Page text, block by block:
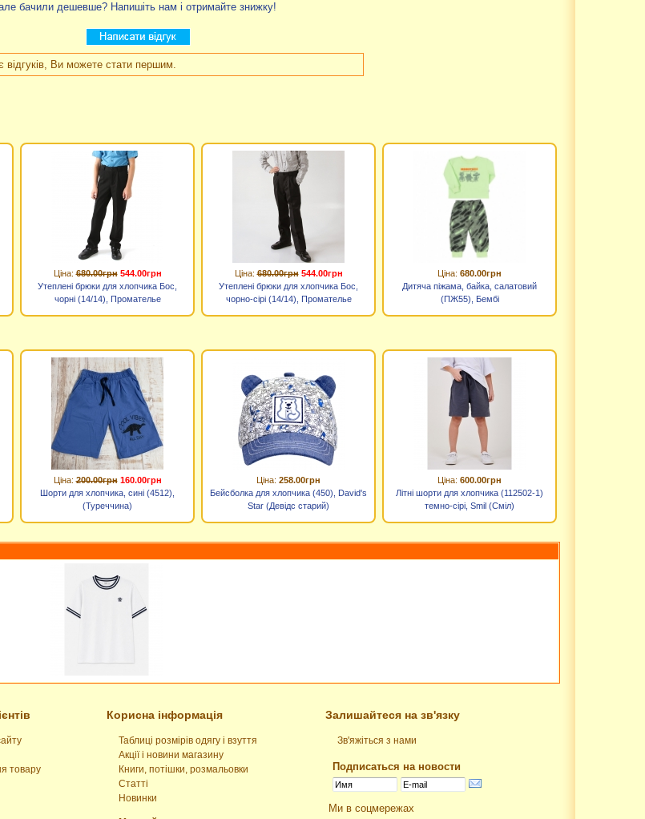
бачили дешевше? Напишіть нам і отримайте знижку!
відгуків, Ви можете стати першим.
Ціна:680.00грн 544.00грн
Утеплені брюки для хлопчика Бос,
чорні (14/14), Промателье
Ціна:680.00грн 544.00грн
Утеплені брюки для хлопчика Бос,
чорно-сірі (14/14), Промателье
Ціна: 680.00грн
Дитяча піжама, байка, салатовий
(ПЖ55), Бембі
Ціна:200.00грн 160.00грн
Шорти для хлопчика, сині (4512),
(Туреччина)
Ціна: 258.00грн
Бейсболка для хлопчика (450), David's
Star (Девідс старий)
Ціна: 600.00грн
Літні шорти для хлопчика (112502-1)
темно-сірі, Smil (Сміл)
товару
Корисна інформація
Таблиці розмірів одягу і взуття
Акції і новини магазину
Книги, потішки, розмальовки
Статті
Новинки
Залишайтеся на зв'язку
Зв'яжіться з нами
Подписаться на новости
Ми в соцмережах